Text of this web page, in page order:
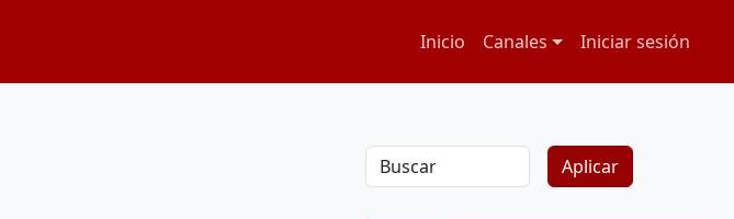
Navegación principal
Inicio Canales Menú de
Iniciar sesión